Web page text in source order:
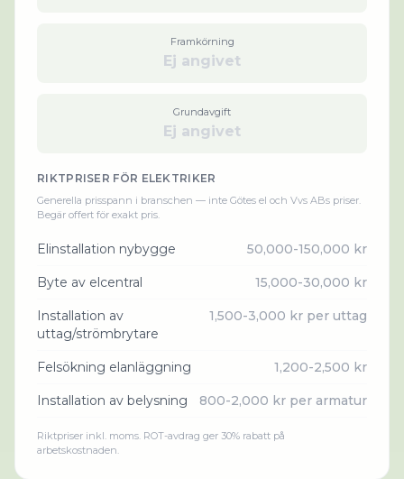
Framkörning
Ej angivet
Grundavgift
Ej angivet
RIKTPRISER FÖR ELEKTRIKER
Generella prisspann i branschen — inte Götes el och Vvs ABs priser.
Begär offert för exakt pris.
Elinstallation nybygge 50,000-150,000 kr
Byte av elcentral 15,000-30,000 kr
Installation av
uttag/strömbrytare
1,500-3,000 kr per uttag
Felsökning elanläggning 1,200-2,500 kr
Installation av belysning 800-2,000 kr per armatur
Riktpriser inkl. moms. ROT-avdrag ger 30% rabatt på
arbetskostnaden.